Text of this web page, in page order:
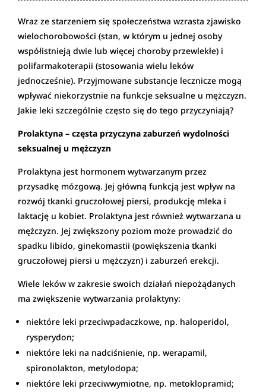
Wraz ze starzeniem się społeczeństwa wzrasta zjawisko
wielochorobowości (stan, w którym u jednej osoby
współistnieją dwie lub więcej choroby przewlekłe) i
polifarmakoterapii (stosowania wielu leków
jednocześnie). Przyjmowane substancje lecznicze mogą
wpływać niekorzystnie na funkcje seksualne u mężczyzn.
Jakie leki szczególnie często się do tego przyczyniają?
Prolaktyna – częsta przyczyna zaburzeń wydolności
seksualnej u mężczyzn
Prolaktyna jest hormonem wytwarzanym przez
przysadkę mózgową. Jej główną funkcją jest wpływ na
rozwój tkanki gruczołowej piersi, produkcję mleka i
laktację u kobiet. Prolaktyna jest również wytwarzana u
mężczyzn. Jej zwiększony poziom może prowadzić do
spadku libido, ginekomastii (powiększenia tkanki
gruczołowej piersi u mężczyzn) i zaburzeń erekcji.
Wiele leków w zakresie swoich działań niepożądanych
ma zwiększenie wytwarzania prolaktyny:
niektóre leki przeciwpadaczkowe, np. haloperidol,
rysperydon;
niektóre leki na nadciśnienie, np. werapamil,
spironolakton, metylodopa;
niektóre leki przeciwwymiotne, np. metoklopramid;